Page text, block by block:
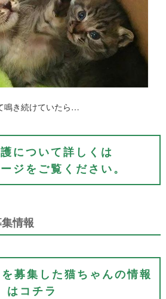
鳴き続けていたら…
について詳しくは
ジをご覧ください。
情報
募集した猫ちゃんの情報
はコチラ